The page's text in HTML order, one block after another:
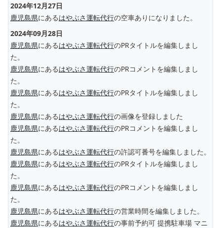
2024年12月27日
鹿児島県にあるはやぶさ運転代行の空車ありになりました。
2024年09月28日
鹿児島県にあるはやぶさ運転代行のPRタイトルを編集しまし
た。
鹿児島県にあるはやぶさ運転代行のPRコメントを編集しまし
た。
鹿児島県にあるはやぶさ運転代行のPRタイトルを編集しまし
た。
鹿児島県にあるはやぶさ運転代行の画像を登録しました
鹿児島県にあるはやぶさ運転代行のPRコメントを編集しまし
た。
鹿児島県にあるはやぶさ運転代行の許認可番号を編集しました。
鹿児島県にあるはやぶさ運転代行のPRタイトルを編集しまし
た。
鹿児島県にあるはやぶさ運転代行のPRコメントを編集しまし
た。
鹿児島県にあるはやぶさ運転代行の営業時間を編集しました。
鹿児島県にあるはやぶさ運転代行の事前予約可 提携駐車場 マニ